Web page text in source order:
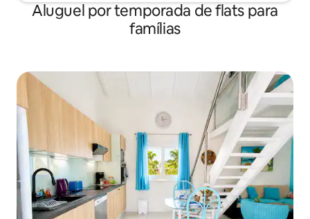
Aluguel por temporada de flats para
famílias